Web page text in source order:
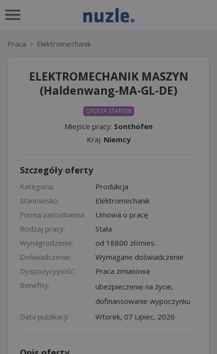
Praca Elektromechanik
ELEKTROMECHANIK MASZYN
(Haldenwang-MA-GL-DE)
OFERTA STARTER
Miejsce pracy: Sonthofen
Kraj: Niemcy
Szczegóły oferty
Kategoria:
Produkcja
Stanowisko:
Elektromechanik
Forma zatrudnienia:
Umowa o pracę
Rodzaj pracy:
Stała
Wynagrodzenie:
od 18800 zł/mies.
Doświadczenie:
Wymagane doświadczenie
Dyspozycyjność:
Praca zmianowa
Benefity:
ubezpieczenie na życie,
dofinansowanie wypoczynku
Data publikacji:
Wtorek, 07 Lipiec, 2026